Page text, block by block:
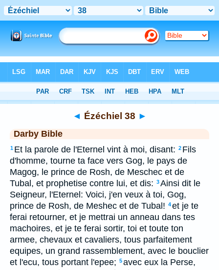
> Ézéchiel 38
◄ Ézéchiel 38 ►
Darby Bible
1 Et la parole de l'Eternel vint à moi, disant: 2 Fils
d'homme, tourne ta face vers Gog, le pays de
Magog, le prince de Rosh, de Meschec et de
Tubal, et prophetise contre lui, et dis: 3Ainsi dit le
Seigneur, l'Eternel: Voici, j'en veux à toi, Gog,
prince de Rosh, de Meshec et de Tubal! 4et je te
ferai retourner, et je mettrai un anneau dans tes
machoires, et je te ferai sortir, toi et toute ton
armee, chevaux et cavaliers, tous parfaitement
equipes, un grand rassemblement, avec le bouclier
et l'ecu, tous portant l'epee; 5avec eux la Perse,